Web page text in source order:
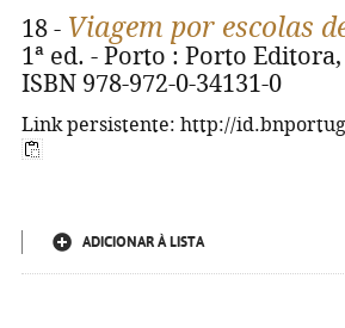
18 - Viagem por escolas
1ª ed. - Porto : Porto
ISBN 978-972-0-34131-0
Link persistente: http://
ADICIONAR À LISTA